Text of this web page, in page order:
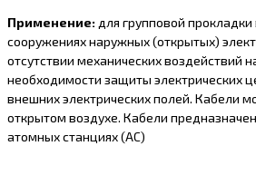
Применение:для групповой прокладки
сооружениях наружных (открытых)
отсутствии механических воздействий
необходимости защиты электрических
внешних электрических полей. Кабели
открытом воздухе. Кабели
атомных станциях (АС)